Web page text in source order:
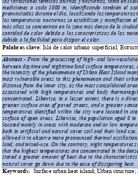
mediciones a cada 1000 m, identificando también el
pronunciadas durante el día, localizando las temperaturas
las temperaturas nocturnas se estabilizan y manifiestan
más altas se concentran en la zona más densa de la
cantidad de calor debido a las características de los
debido a la facilidad para disipar el calor.
Palabras clave: Isla de calor urbano superficial; Estruct
Abstract.- From the processing of high- and low-
between daytime and nighttime land surface temperatures,
the intensity of the phenomenon of Urban Heat Island
most vulnerable areas to this phenomenon and their
distance from the inner city, as the most consolidated
associated with high temperatures and body
concentrated. Likewise, to a lesser extent, there is a
greater surface area of paved streets, and a greater
temperatures identified within the city were located in a
surface of open areas. Likewise, the population aged 0 to
located mainly in areas with moderate and/or low
both in artificial and natural cover soil and their land use,
allowed it to observe more pronounced thermal
land, and mixed-use. On the contrary, night temperatures s
that the highest temperatures are concentrated in the
stored a greater amount of heat due to the
natural cover go down due to the ease of dissipating heat.
Keywords: Surface urban heat island; Urban structure;